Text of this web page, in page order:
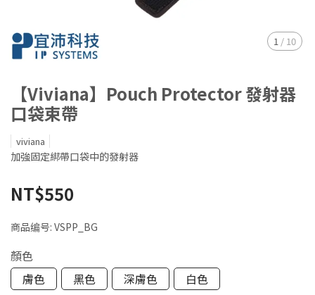
1 / 10
【Viviana】Pouch Protector 發射器
口袋束帶
viviana
加強固定綁帶口袋中的發射器
NT$550
商品编号: VSPP_BG
顏色
膚色
黑色 深膚色
白色